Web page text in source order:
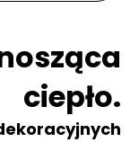
ciepło.